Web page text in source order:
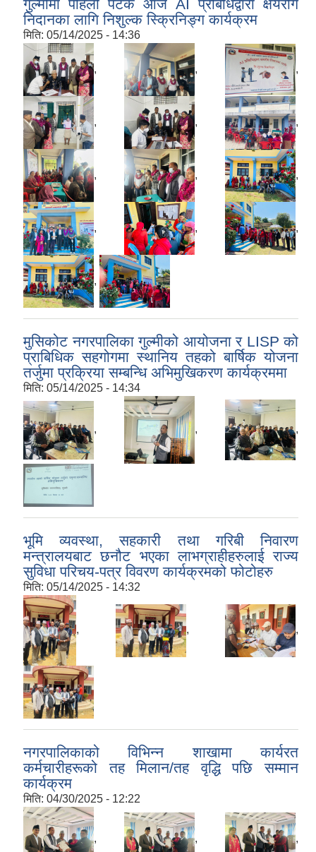
गुल्मीमा पहिलो पटक आज AI प्रबिधिद्वारा क्षयरोग
निदानका लागि निशुल्क स्क्रिनिङ्ग कार्यक्रम
मिति: 05/14/2025 - 14:36
, , ,
, , ,
, , ,
, , ,
,
मुसिकोट नगरपालिका गुल्मीको आयोजना र LISP को
प्राबिधिक सहगोगमा स्थानिय तहको बार्षिक योजना
तर्जुमा प्रक्रिया सम्बन्धि अभिमुखिकरण कार्यक्रममा
मिति: 05/14/2025 - 14:34
, , ,
भूमि व्यवस्था, सहकारी तथा गरिबी निवारण
मन्त्रालयबाट छनौट भएका लाभग्राहीहरुलाई राज्य
सुविधा परिचय-पत्र विवरण कार्यक्रमको फोटोहरु
मिति: 05/14/2025 - 14:32
, , ,
नगरपालिकाको विभिन्न शाखामा कार्यरत
कर्मचारीहरूको तह मिलान/तह वृद्धि पछि सम्मान
कार्यक्रम
मिति: 04/30/2025 - 12:22
, , ,